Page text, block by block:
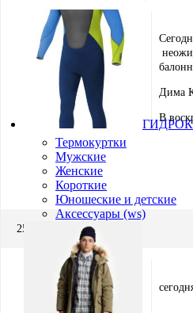
Термокуртки
Мужские
Женские
Короткие
Юношеские и детские
Аксессуары (ws)
Инчин Игорь
Участник
Дима
В
25.11.2012 в 21:09